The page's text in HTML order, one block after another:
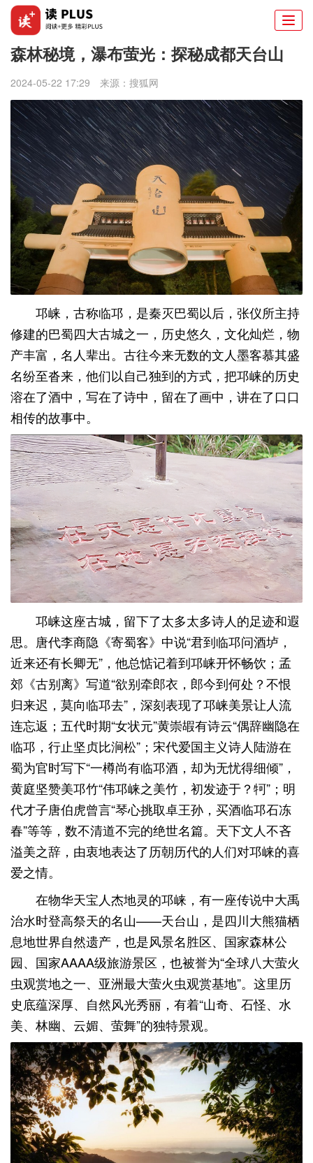
森林秘境，瀑布萤光：探秘成都天台山
2024-05-22 17:29 来源： 搜狐网
邛崃，古称临邛，是秦灭巴蜀以后，张仪所主持
修建的巴蜀四大古城之一，历史悠久，文化灿烂，物
产丰富，名人辈出。古往今来无数的文人墨客慕其盛
名纷至沓来，他们以自己独到的方式，把邛崃的历史
溶在了酒中，写在了诗中，留在了画中，讲在了口口
相传的故事中。
邛崃这座古城，留下了太多太多诗人的足迹和遐
思。唐代李商隐《寄蜀客》中说“君到临邛问酒垆，
近来还有长卿无”，他总惦记着到邛崃开怀畅饮；孟
郊《古别离》写道“欲别牵郎衣，郎今到何处？不恨
归来迟，莫向临邛去”，深刻表现了邛崃美景让人流
连忘返；五代时期“女状元”黄崇嘏有诗云“偶辞幽隐在
临邛，行止坚贞比涧松”；宋代爱国主义诗人陆游在
蜀为官时写下“一樽尚有临邛酒，却为无忧得细倾”，
黄庭坚赞美邛竹“伟邛崃之美竹，初发迹于？牱”；明
代才子唐伯虎曾言“琴心挑取卓王孙，买酒临邛石冻
春”等等，数不清道不完的绝世名篇。天下文人不吝
溢美之辞，由衷地表达了历朝历代的人们对邛崃的喜
爱之情。
在物华天宝人杰地灵的邛崃，有一座传说中大禹
治水时登高祭天的名山——天台山，是四川大熊猫栖
息地世界自然遗产，也是风景名胜区、国家森林公
园、国家AAAA级旅游景区，也被誉为“全球八大萤火
虫观赏地之一、亚洲最大萤火虫观赏基地”。这里历
史底蕴深厚、自然风光秀丽，有着“山奇、石怪、水
美、林幽、云媚、萤舞”的独特景观。